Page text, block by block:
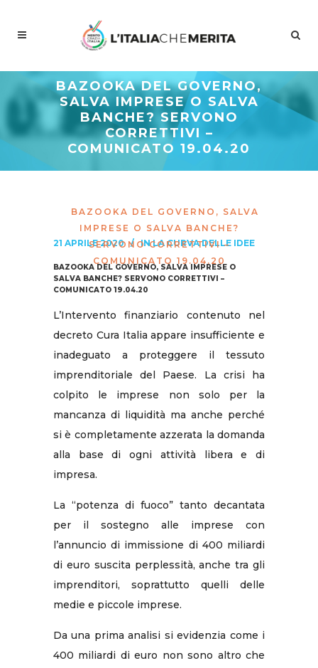
BAZOOKA DEL GOVERNO,
SALVA IMPRESE O SALVA
BANCHE? SERVONO
CORRETTIVI –
COMUNICATO 19.04.20
BAZOOKA DEL GOVERNO, SALVA
IMPRESE O SALVA BANCHE?
SERVONO CORRETTIVI –
COMUNICATO 19.04.20
21 APRILE 2020 IN LA CURVA DELLE IDEE
BAZOOKA DEL GOVERNO, SALVA IMPRESE O
SALVA BANCHE? SERVONO CORRETTIVI –
COMUNICATO 19.04.20
L’Intervento finanziario contenuto nel
decreto Cura Italia appare insufficiente e
inadeguato a proteggere il tessuto
imprenditoriale del Paese. La crisi ha
colpito le imprese non solo per la
mancanza di liquidità ma anche perché
si è completamente azzerata la domanda
alla base di ogni attività libera e di
impresa.
La “potenza di fuoco” tanto decantata
per il sostegno alle imprese con
l’annuncio di immissione di 400 miliardi
di euro suscita perplessità, anche tra gli
imprenditori, soprattutto quelli delle
medie e piccole imprese.
Da una prima analisi si evidenzia come i
400 miliardi di euro non sono altro che